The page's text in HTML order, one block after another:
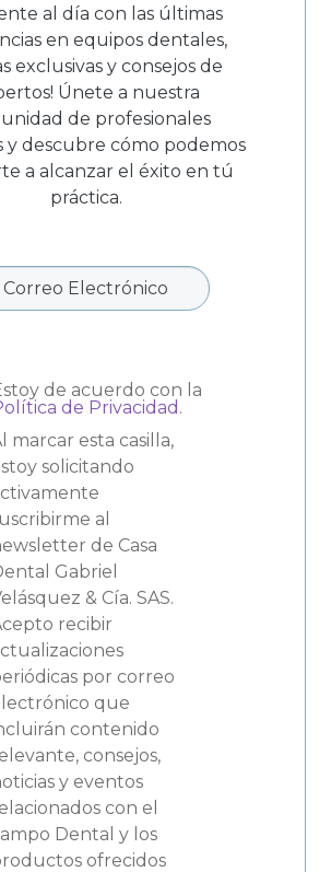
al día con las últimas
en equipos dentales,
exclusivas y consejos de
Únete a nuestra
de profesionales
y descubre cómo podemos
a alcanzar el éxito en tú
práctica.
de acuerdo con la
de Privacidad .
marcar esta casilla,
solicitando
al
de Casa
Gabriel
& Cía. SAS.
recibir
por correo
que
contenido
consejos,
y eventos
con el
Dental y los
ofrecidos